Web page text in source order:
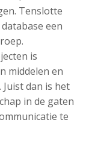
Tenslotte
een
is
middelen en
dan is het
in de gaten
te